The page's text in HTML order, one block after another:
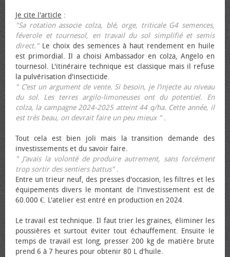
Je cite l'article :
"Sa rotation associe colza, blé, orge, triticale G4 semences,
féverole et tournesol, en travail du sol simplifié et semis
direct."Le choix des semences à haut rendement en huile
est primordial. Il a choisi Ambassador en colza, Angelo en
tournesol. L'itinéraire technique est classique mais il refuse
la pulvérisation d'insecticide.
" C’est un argument de vente. Si besoin, je l’injecte au niveau
du sol. Les terres argilo-limoneuses ont du potentiel. En
colza, la campagne 2024-2025 atteint 44 q/ha. Cette année, il
est très beau, on devrait faire un peu mieux ".
Tout cela est bien joli mais la transition demande des
investissements et du savoir faire.
" J’avais la volonté de produire autrement, sans forcément
trop sortir des sentiers battus".
Entre un trieur neuf, des presses d'occasion, les filtres et les
équipements divers le montant de l'investissement est de
60.000 €. L'atelier est entré en production en 2024.
Le travail est technique. Il faut trier les graines, éliminer les
poussières et surtout éviter tout échauffement. Ensuite le
temps de travail est long, presser 200 kg de matière brute
prend 6 à 7 heures pour obtenir 80 L d'huile.